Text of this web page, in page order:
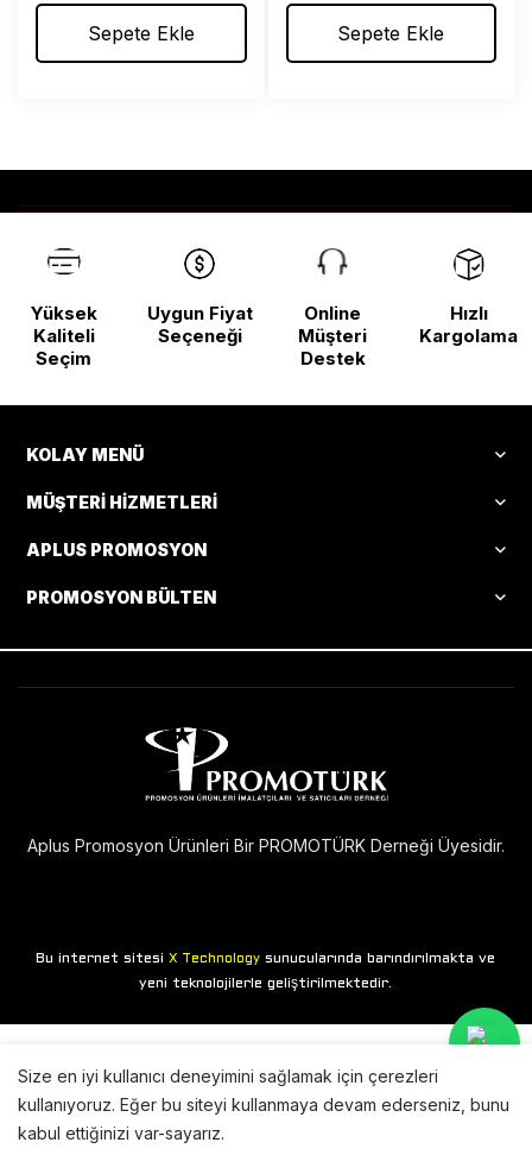
Sepete Ekle Sepete Ekle
Yüksek
Kaliteli
Seçim
Uygun Fiyat
Seçeneği
Online
Müşteri
Destek
Hızlı
Kargolama
KOLAY MENÜ
MÜŞTERI HIZMETLERI
APLUS PROMOSYON
PROMOSYON BÜLTEN
Aplus Promosyon Ürünleri Bir PROMOTÜRK Derneği Üyesidir.
Bu internet sitesiX Technology sunucularında barındırılmakta ve
yeni teknolojilerle geliştirilmektedir.
Size en iyi kullanıcı deneyimini sağlamak için çerezleri
kullanıyoruz. Eğer bu siteyi kullanmaya devam ederseniz, bunu
kabul ettiğinizi var-sayarız.